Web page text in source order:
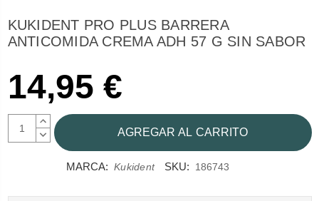
KUKIDENT PRO PLUS BARRERA
ANTICOMIDA CREMA ADH 57 G SIN SABOR
14,95 €
AUMENTAR
CANTIDAD:
DISMINUIR
CANTIDAD:
MARCA: Kukident SKU: 186743